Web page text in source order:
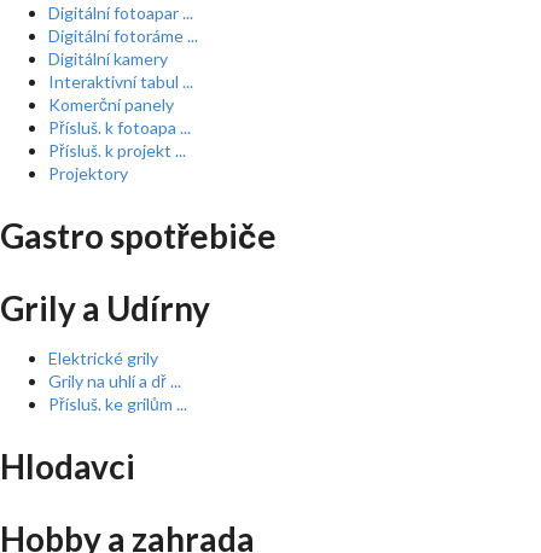
Digitální fotoapar ...
Digitální fotoráme ...
Digitální kamery
Interaktivní tabul ...
Komerční panely
Přísluš. k fotoapa ...
Přísluš. k projekt ...
Projektory
Gastro spotřebiče
Grily a Udírny
Elektrické grily
Grily na uhlí a dř ...
Přísluš. ke grilům ...
Hlodavci
Hobby a zahrada